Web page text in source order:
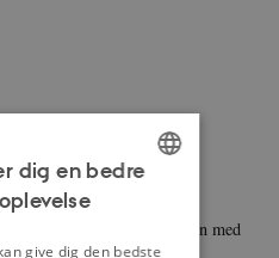
hvis du vil se filmen med
DANISH
dig en bedre
give dig den bedste